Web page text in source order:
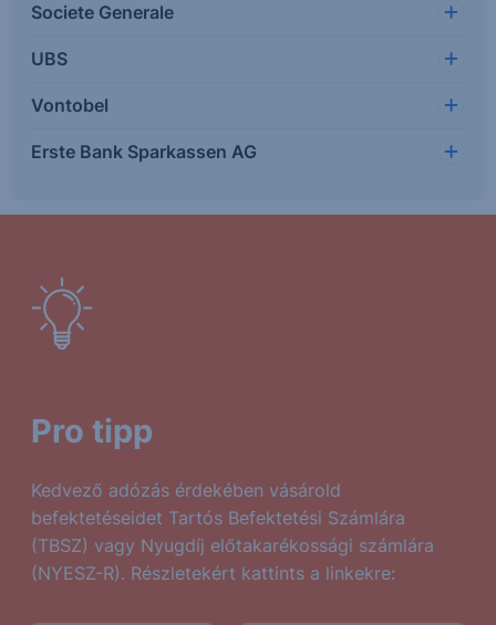
Societe Generale
UBS
Vontobel
Erste Bank Sparkassen AG
Pro tipp
Kedvező adózás érdekében vásárold
befektetéseidet Tartós Befektetési Számlára
(TBSZ) vagy Nyugdíj előtakarékossági számlára
(NYESZ-R). Részletekért kattints a linkekre: